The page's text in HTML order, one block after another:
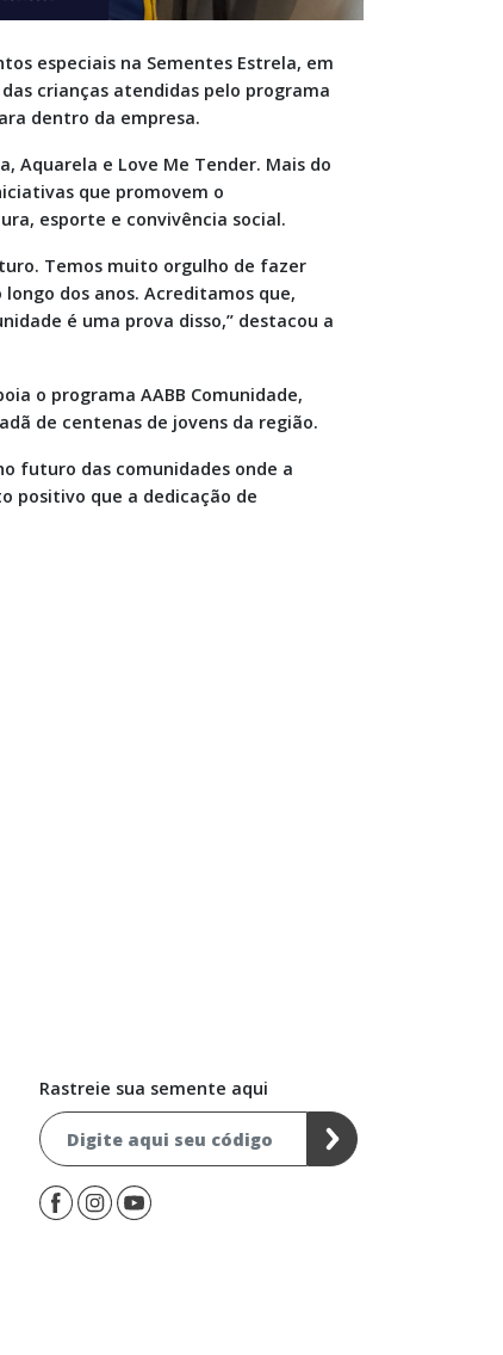
especiais na Sementes Estrela, em
crianças atendidas pelo programa
dentro da empresa.
Aquarela e Love Me Tender. Mais do
que promovem o
esporte e convivência social.
Temos muito orgulho de fazer
dos anos. Acreditamos que,
é uma prova disso,” destacou a
o programa AABB Comunidade,
de centenas de jovens da região.
futuro das comunidades onde a
positivo que a dedicação de
Rastreie sua semente aqui